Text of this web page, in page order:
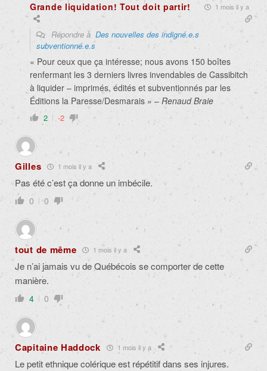
Grande liquidation! Tout doit partir! 1 mois il y a
Répondre à Des nouvelles des indigné.e.s
subventionné.e.s
« Pour ceux que ça intéresse; nous avons 150 boîtes
renfermant les 3 derniers livres invendables de Cassibitch
à liquider – imprimés, édités et subventionnés par les
Éditions la Paresse/Desmarais » – Renaud Braie
2 -2
Gilles 1 mois il y a
Pas été c’est ça donne un imbécile.
0 0
tout de même 1 mois il y a
Je n’ai jamais vu de Québécois se comporter de cette
manière.
4 0
Capitaine Haddock 1 mois il y a
Le petit ethnique colérique est répétitif dans ses injures.